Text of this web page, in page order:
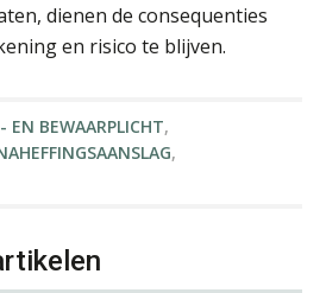
dienen de consequenties
en risico te blijven.
BEWAARPLICHT,
,
Aimée van der Paardt